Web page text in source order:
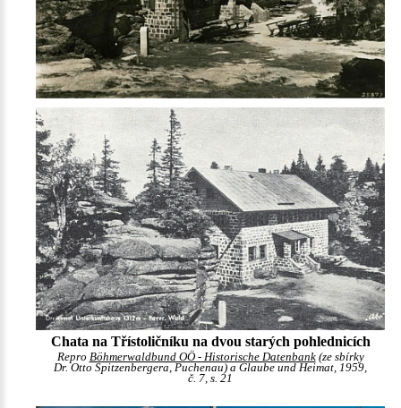
Chata na Třístoličníku na dvou starých pohlednicích
Repro Böhmerwaldbund OÖ - Historische Datenbank(ze sbírky
Dr. Otto Spitzenbergera, Puchenau) a Glaube und Heimat, 1959,
č. 7, s. 21